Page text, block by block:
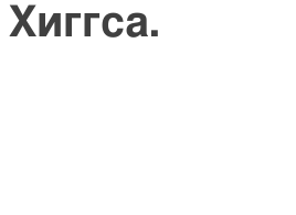
Хиггса.